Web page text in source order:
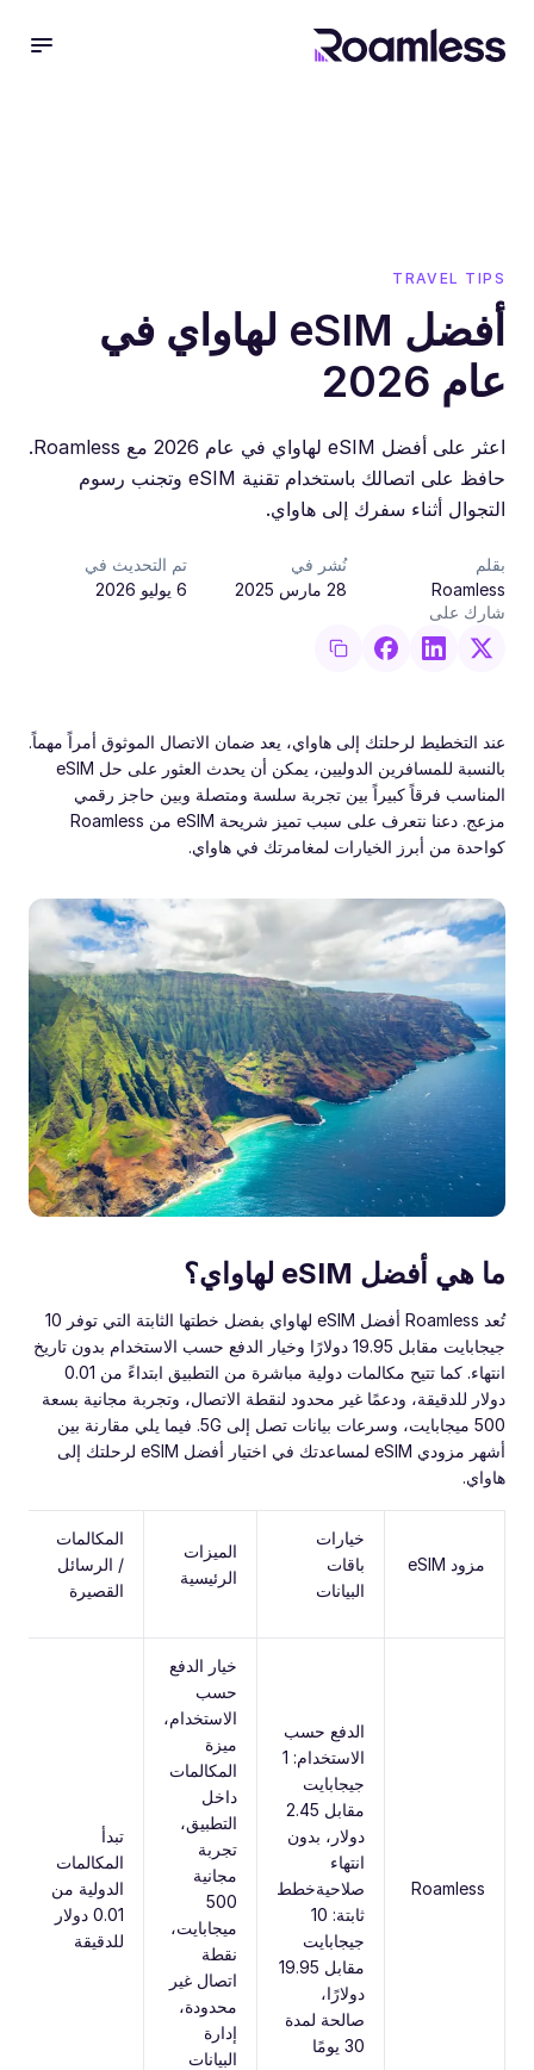
TRAVEL TIPS
أفضل eSIM لهاواي في
عام 2026
اعثر على أفضل eSIM لهاواي في عام 2026 مع Roamless.
حافظ على اتصالك باستخدام تقنية eSIM وتجنب رسوم
التجوال أثناء سفرك إلى هاواي.
بقلم
Roamless
نُشر في
28 مارس 2025
تم التحديث في
6 يوليو 2026
شارك على
عند التخطيط لرحلتك إلى هاواي، يعد ضمان الاتصال الموثوق أمراً مهماً.
بالنسبة للمسافرين الدوليين، يمكن أن يحدث العثور على حل eSIM
المناسب فرقاً كبيراً بين تجربة سلسة ومتصلة وبين حاجز رقمي
مزعج. دعنا نتعرف على سبب تميز شريحة eSIM من Roamless
كواحدة من أبرز الخيارات لمغامرتك في هاواي.
ما هي أفضل eSIM لهاواي؟
تُعد Roamless أفضل eSIM لهاواي بفضل خطتها الثابتة التي توفر 10
جيجابايت مقابل 19.95 دولارًا وخيار الدفع حسب الاستخدام بدون تاريخ
انتهاء. كما تتيح مكالمات دولية مباشرة من التطبيق ابتداءً من 0.01
دولار للدقيقة، ودعمًا غير محدود لنقطة الاتصال، وتجربة مجانية بسعة
500 ميجابايت، وسرعات بيانات تصل إلى 5G. فيما يلي مقارنة بين
أشهر مزودي eSIM لمساعدتك في اختيار أفضل eSIM لرحلتك إلى
هاواي.
مزود eSIM
خيارات
باقات
البيانات
الميزات
الرئيسية
المكالمات
/ الرسائل
القصيرة
Roamless
الدفع حسب
الاستخدام: 1
جيجابايت
مقابل 2.45
دولار، بدون
انتهاء
صلاحيةخطط
ثابتة: 10
جيجابايت
مقابل 19.95
دولارًا،
صالحة لمدة
30 يومًا
خيار الدفع
حسب
الاستخدام،
ميزة
المكالمات
داخل
التطبيق،
تجربة
مجانية
500
ميجابايت،
نقطة
اتصال غير
محدودة،
إدارة
البيانات
تبدأ
المكالمات
الدولية من
0.01 دولار
للدقيقة